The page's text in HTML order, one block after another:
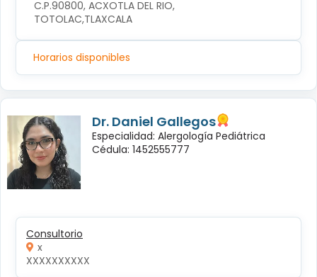
C.P.90800, ACXOTLA DEL RIO,
TOTOLAC,TLAXCALA
Horarios disponibles
Dr. Daniel Gallegos
Especialidad: Alergología Pediátrica
Cédula: 1452555777
Consultorio
x
XXXXXXXXXX